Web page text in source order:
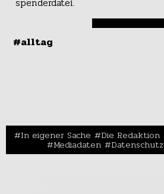
#alltag
In eigener Sache Die Redaktion
Mediadaten Datenschutz